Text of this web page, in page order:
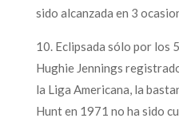
sido alcanzada en 3
10. Eclipsada sólo por los
Hughie Jennings
la Liga Americana, la
Hunt en 1971 no ha sido